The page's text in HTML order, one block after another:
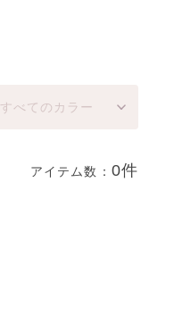
すべてのカラー
アイテム数： 0件